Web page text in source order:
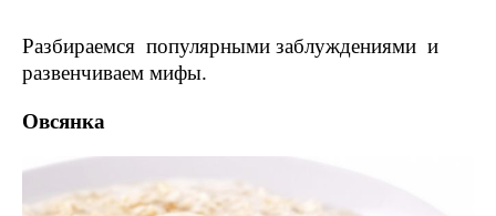
Разбираемся популярными заблуждениями и
развенчиваем мифы.
Овсянка